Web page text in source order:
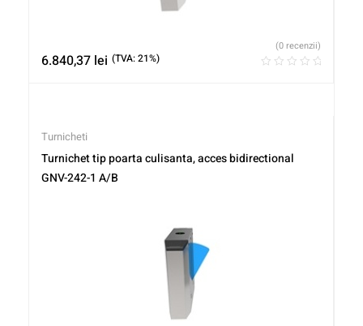
6.840,37 lei (TVA: 21%)
(0 recenzii)
Turnicheti
Turnichet tip poarta culisanta, acces bidirectional
GNV-242-1 A/B